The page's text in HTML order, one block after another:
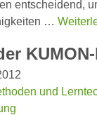
entscheidend,
…
und